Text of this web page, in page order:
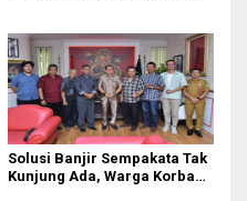
Solusi Banjir Sempakata Tak
Kunjung Ada, Warga Korban